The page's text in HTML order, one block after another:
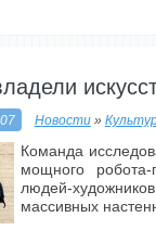
Новости»
Команда
мощного робота-
людей-
массивных